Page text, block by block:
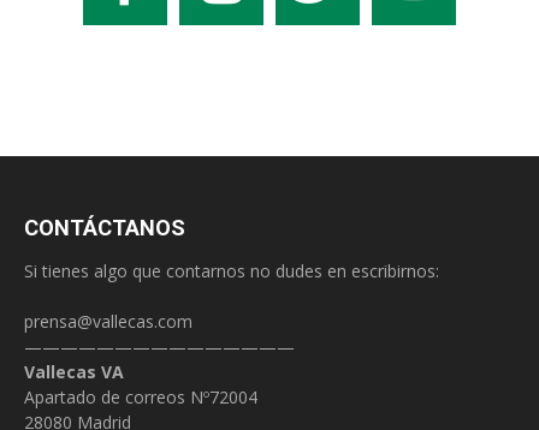
CONTÁCTANOS
Si tienes algo que contarnos no dudes en escribirnos:
prensa@vallecas.com
———————————————
Vallecas VA
Apartado de correos Nº72004
28080 Madrid